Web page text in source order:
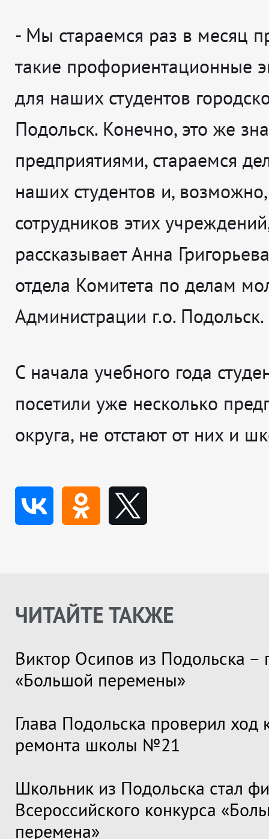
- Мы стараемся раз в месяц
такие профориентационные
для наших студентов
Подольск. Конечно, это же
предприятиями, стараемся
наших студентов и,
сотрудников этих учреждений
рассказываетАнна
отдела Комитета по делам
Администрации г.о. Подольск.
С начала учебного года
посетили уже несколько
округа, не отстают от них и
ЧИТАЙТЕ ТАКЖЕ
Виктор Осипов из Подольска –
«Большой перемены»
Глава Подольска проверил ход
ремонта школы №21
Школьник из Подольска стал
Всероссийского конкурса
перемена»